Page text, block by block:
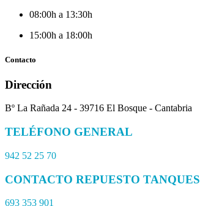
08:00h a 13:30h
15:00h a 18:00h
Contacto
Dirección
Bº La Rañada 24 - 39716 El Bosque - Cantabria
TELÉFONO GENERAL
942 52 25 70
CONTACTO REPUESTO TANQUES
693 353 901​